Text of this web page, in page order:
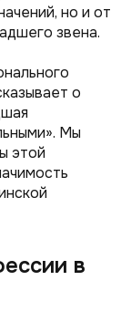
но и от
звена.
о
Мы
этой
в